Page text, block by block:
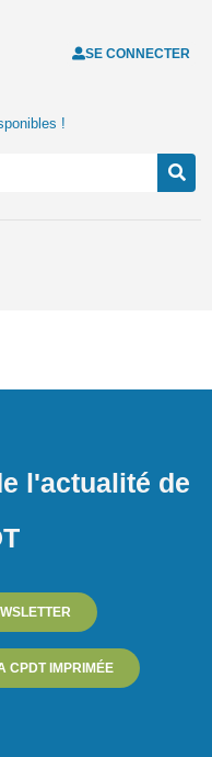
SE CONNECTER
!
l'actualité de
CPDT IMPRIMÉE